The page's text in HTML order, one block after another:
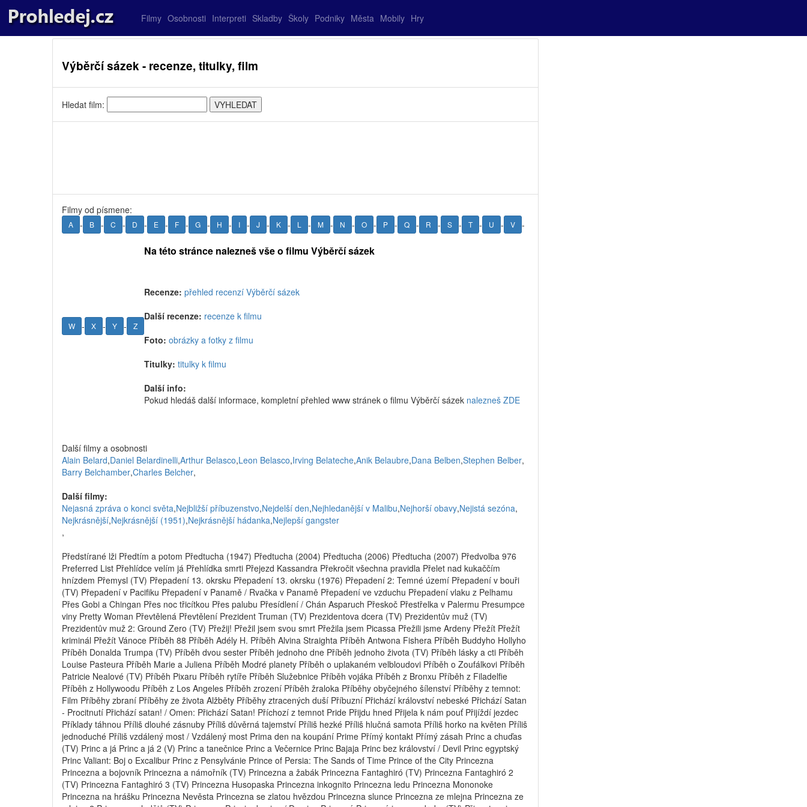
Filmy Osobnosti Interpreti Skladby Školy Podniky Města Mobily Hry
Výběrčí sázek - recenze, titulky, film
Hledat film:
Filmy od písmene:
A - B - C - D - E - F - G - H - I - J - K - L - M - N - O - P - Q - R - S - T - U - V -
W - X - Y - Z
Na této stránce nalezneš vše o filmu Výběrčí sázek
Recenze: přehled recenzí Výběrčí sázek
Další recenze: recenze k filmu
Foto: obrázky a fotky z filmu
Titulky: titulky k filmu
Další info:
Pokud hledáš další informace, kompletní přehled www stránek o filmu Výběrčí sázek nalezneš ZDE
Další filmy a osobnosti
Alain Belard,Daniel Belardinelli,Arthur Belasco,Leon Belasco,Irving Belateche,Anik Belaubre,Dana Belben,Stephen Belber,
Barry Belchamber,Charles Belcher,
Další filmy:
Nejasná zpráva o konci světa,Nejbližší příbuzenstvo,Nejdelší den,Nejhledanější v Malibu,Nejhorší obavy,Nejistá sezóna,
Nejkrásnější,Nejkrásnější (1951),Nejkrásnější hádanka,Nejlepší gangster
,
Předstírané lži Předtím a potom Předtucha (1947) Předtucha (2004) Předtucha (2006) Předtucha (2007) Předvolba 976
Preferred List Přehlídce velím já Přehlídka smrti Přejezd Kassandra Překročit všechna pravidla Přelet nad kukaččím
hnízdem Přemysl (TV) Přepadení 13. okrsku Přepadení 13. okrsku (1976) Přepadení 2: Temné území Přepadení v bouři
(TV) Přepadení v Pacifiku Přepadení v Panamě / Rvačka v Panamě Přepadení ve vzduchu Přepadení vlaku z Pelhamu
Přes Gobi a Chingan Přes noc třicítkou Přes palubu Přesídlení / Chán Asparuch Přeskoč Přestřelka v Palermu Presumpce
viny Pretty Woman Převtělená Převtělení Prezident Truman (TV) Prezidentova dcera (TV) Prezidentův muž (TV)
Prezidentův muž 2: Ground Zero (TV) Přežij! Přežil jsem svou smrt Přežila jsem Picassa Přežili jsme Ardeny Přežít Přežít
kriminál Přežít Vánoce Příběh 88 Příběh Adély H. Příběh Alvina Straighta Příběh Antwona Fishera Příběh Buddyho Hollyho
Příběh Donalda Trumpa (TV) Příběh dvou sester Příběh jednoho dne Příběh jednoho života (TV) Příběh lásky a cti Příběh
Louise Pasteura Příběh Marie a Juliena Příběh Modré planety Příběh o uplakaném velbloudovi Příběh o Zoufálkovi Příběh
Patricie Nealové (TV) Příběh Pixaru Příběh rytíře Příběh Služebnice Příběh vojáka Příběh z Bronxu Příběh z Filadelfie
Příběh z Hollywoodu Příběh z Los Angeles Příběh zrození Příběh žraloka Příběhy obyčejného šílenství Příběhy z temnot:
Film Příběhy zbraní Příběhy ze života Alžběty Příběhy ztracených duší Příbuzní Přichází království nebeské Přichází Satan
- Procitnutí Přichází satan! / Omen: Přichází Satan! Příchozí z temnot Pride Přijdu hned Přijela k nám pouť Přijíždí jezdec
Příklady táhnou Příliš dlouhé zásnuby Příliš důvěrná tajemství Příliš hezké Příliš hlučná samota Příliš horko na květen Příliš
jednoduché Příliš vzdálený most / Vzdálený most Prima den na koupání Prime Přímý kontakt Přímý zásah Princ a chuďas
(TV) Princ a já Princ a já 2 (V) Princ a tanečnice Princ a Večernice Princ Bajaja Princ bez království / Devil Princ egyptský
Princ Valiant: Boj o Excalibur Princ z Pensylvánie Prince of Persia: The Sands of Time Prince of the City Princezna
Princezna a bojovník Princezna a námořník (TV) Princezna a žabák Princezna Fantaghiró (TV) Princezna Fantaghiró 2
(TV) Princezna Fantaghiró 3 (TV) Princezna Husopaska Princezna inkognito Princezna ledu Princezna Mononoke
Princezna na hrášku Princezna Nevěsta Princezna se zlatou hvězdou Princezna slunce Princezna ze mlejna Princezna ze